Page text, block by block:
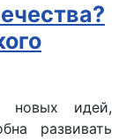
новых идей,
развивать